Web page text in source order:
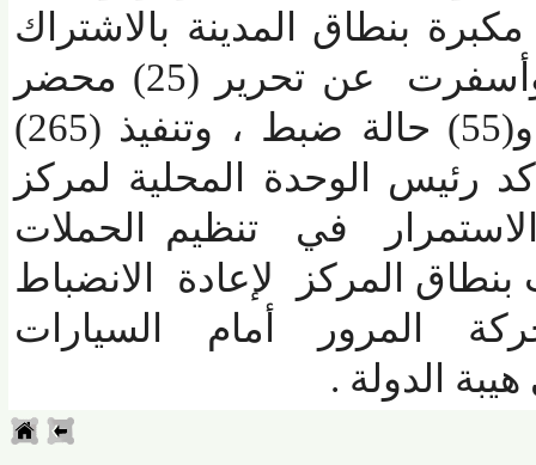
بنطاق المدينة بالاشتراك
مع الجهات الأمنية ، وأسفرت عن تحرير (25) محضر
إشغال بالطريق العام و(55) حالة ضبط ، وتنفيذ (265)
رئيس الوحدة المحلية لمركز
في
تنظيم الحملات
المركز لإعادة الانضباط
المرور أمام السيارات
الدولة.